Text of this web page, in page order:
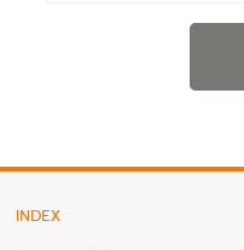
INDEX